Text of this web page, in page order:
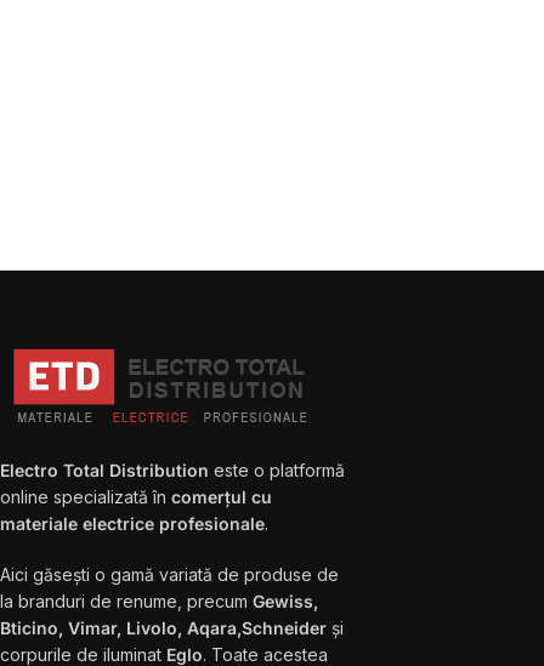
Electro Total Distribution este o platformă
online specializată în comerțul cu
materiale electrice profesionale.
Aici găsești o gamă variată de produse de
la branduri de renume, precum Gewiss,
Bticino, Vimar, Livolo, Aqara,Schneider și
corpurile de iluminat Eglo. Toate acestea